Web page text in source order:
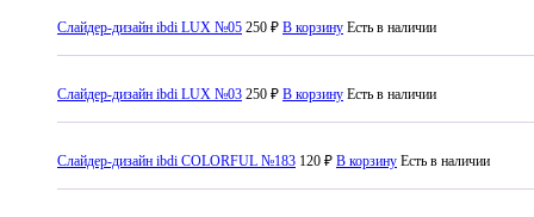
Слайдер-дизайн ibdi LUX №05 250 ₽ В корзину Есть в наличии
Слайдер-дизайн ibdi LUX №03 250 ₽ В корзину Есть в наличии
Слайдер-дизайн ibdi COLORFUL №183 120 ₽ В корзину Есть в наличии